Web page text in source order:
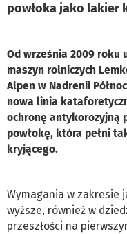
powłoka jako lakier
Od września 2009 roku
maszyn rolniczych
Alpen w Nadrenii
nowa linia
ochronę antykorozyjną
powłokę, która pełni
kryjącego.
Wymagania w zakresie
wyższe, również w
przeszłości na